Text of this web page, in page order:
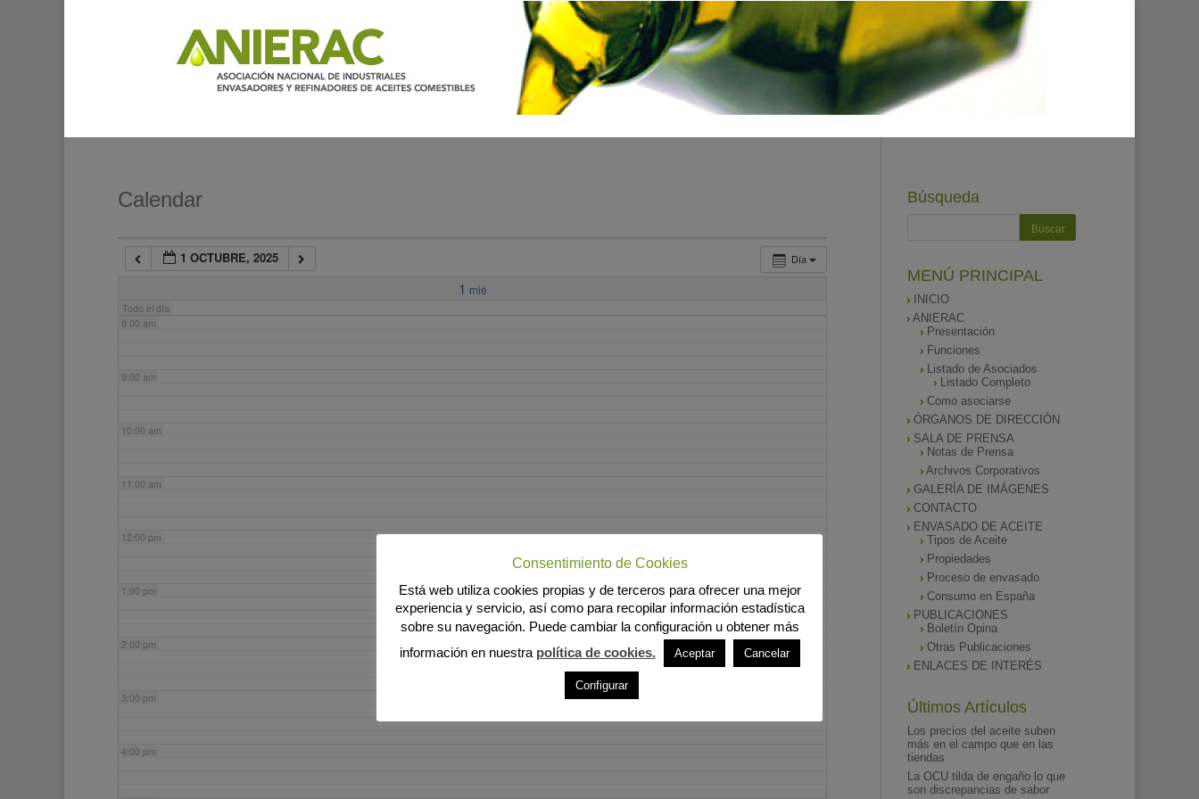
Calendar
Día
1 OCTUBRE, 2025
1 mié
Todo el día
7:00 am
8:00 am
9:00 am
10:00 am
11:00 am
12:00 pm
1:00 pm
2:00 pm
3:00 pm
4:00 pm
Búsqueda
MENÚ PRINCIPAL
INICIO
ANIERAC
Presentación
Funciones
Listado de Asociados
Listado Completo
Como asociarse
ÓRGANOS DE DIRECCIÓN
SALA DE PRENSA
Notas de Prensa
Archivos Corporativos
GALERÍA DE IMÁGENES
CONTACTO
ENVASADO DE ACEITE
Tipos de Aceite
Propiedades
Proceso de envasado
Consumo en España
PUBLICACIONES
Boletín Opina
Otras Publicaciones
ENLACES DE INTERÉS
Últimos Artículos
Los precios del aceite suben
más en el campo que en las
tiendas
La OCU tilda de engaño lo que
son discrepancias de sabor
Consentimiento de Cookies
Está web utiliza cookies propias y de terceros para ofrecer una mejor
experiencia y servicio, así como para recopilar información estadística
sobre su navegación. Puede cambiar la configuración u obtener más
información en nuestra política de cookies. Aceptar Cancelar
Configurar